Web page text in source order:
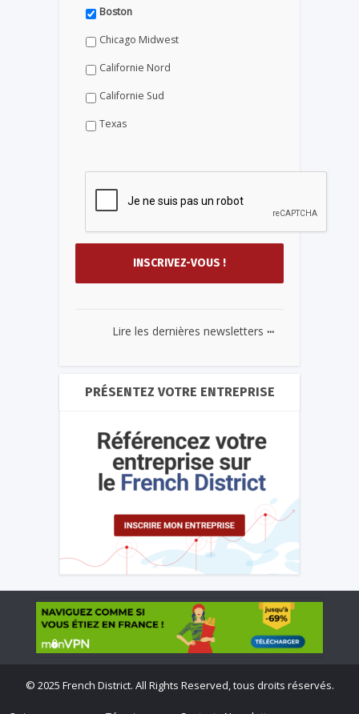
Boston
Chicago Midwest
Californie Nord
Californie Sud
Texas
Lire les dernières newsletters ...
PRÉSENTEZ VOTRE ENTREPRISE
© 2025 French District. All Rights Reserved, tous droits réservés.